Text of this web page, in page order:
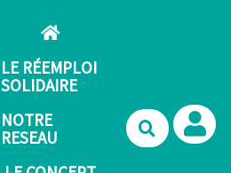
LE RÉEMPLOI
SOLIDAIRE
NOTRE
RESEAU